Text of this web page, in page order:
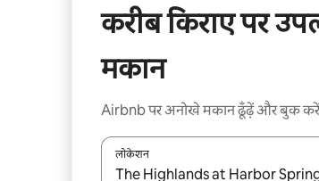
करीब किराए पर
मकान
Airbnb पर अनोखे मकान ढूँढ़ें और बुक करें
लोकेशन
नतीजों के उपलब्ध होने पर, अप और डाउन